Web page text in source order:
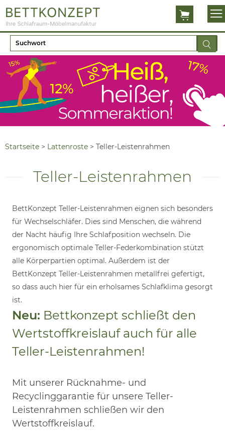
Startseite > Lattenroste > Teller-Leistenrahmen
Teller-Leistenrahmen
BettKonzept Teller-Leistenrahmen eignen sich besonders
für Wechselschläfer. Dies sind Menschen, die während
der Nacht häufig Ihre Schlafposition wechseln. Die
ergonomisch optimale Teller-Federkombination stützt
alle Körperpartien optimal. Außerdem ist der
BettKonzept Teller-Leistenrahmen metallfrei gefertigt,
so dass auch hier für ein erholsames Schlafklima gesorgt
ist.
Neu: Bettkonzept schließt den
Wertstoffkreislauf auch für alle
Teller-Leistenrahmen!
Mit unserer Rücknahme- und
Recyclinggarantie für unsere Teller-
Leistenrahmen schließen wir den
Wertstoffkreislauf.